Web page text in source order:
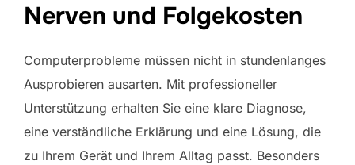
Nerven und Folgekosten
Computerprobleme müssen nicht in stundenlanges
Ausprobieren ausarten. Mit professioneller
Unterstützung erhalten Sie eine klare Diagnose,
eine verständliche Erklärung und eine Lösung, die
zu Ihrem Gerät und Ihrem Alltag passt. Besonders